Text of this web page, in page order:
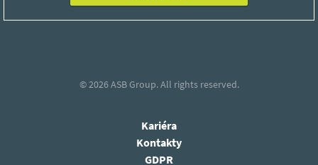
© 2026ASB Group.All rights reserved.
Kariéra
Kontakty
GDPR